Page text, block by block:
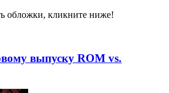
обложки, кликните ниже!
выпуску ROM vs.